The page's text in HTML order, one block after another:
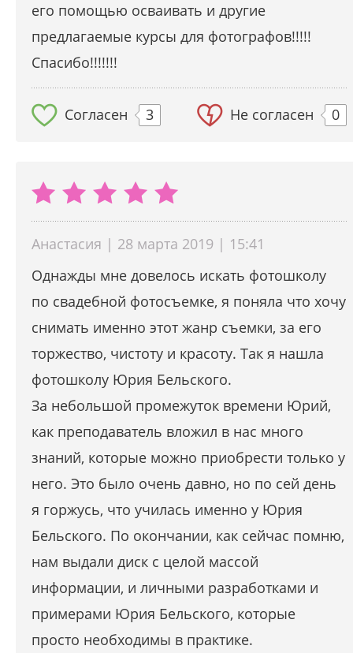
его помощью осваивать и другие
предлагаемые курсы для фотографов!!!!!
Спасибо!!!!!!!
Согласен 3 Не согласен 0
Анастасия | 28 марта 2019 | 15:41
Однажды мне довелось искать фотошколу
по свадебной фотосъемке, я поняла что хочу
снимать именно этот жанр съемки, за его
торжество, чистоту и красоту. Так я нашла
фотошколу Юрия Бельского.
За небольшой промежуток времени Юрий,
как преподаватель вложил в нас много
знаний, которые можно приобрести только у
него. Это было очень давно, но по сей день
я горжусь, что училась именно у Юрия
Бельского. По окончании, как сейчас помню,
нам выдали диск с целой массой
информации, и личными разработками и
примерами Юрия Бельского, которые
просто необходимы в практике.